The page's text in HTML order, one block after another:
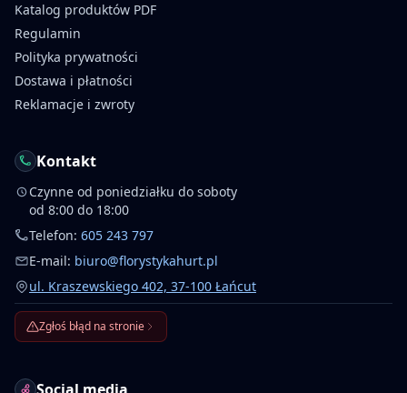
Katalog produktów PDF
Regulamin
Polityka prywatności
Dostawa i płatności
Reklamacje i zwroty
Kontakt
Czynne od poniedziałku do soboty
od 8:00 do 18:00
Telefon: 605 243 797
E-mail: biuro@florystykahurt.pl
ul. Kraszewskiego 402, 37-100 Łańcut
Zgłoś błąd na stronie